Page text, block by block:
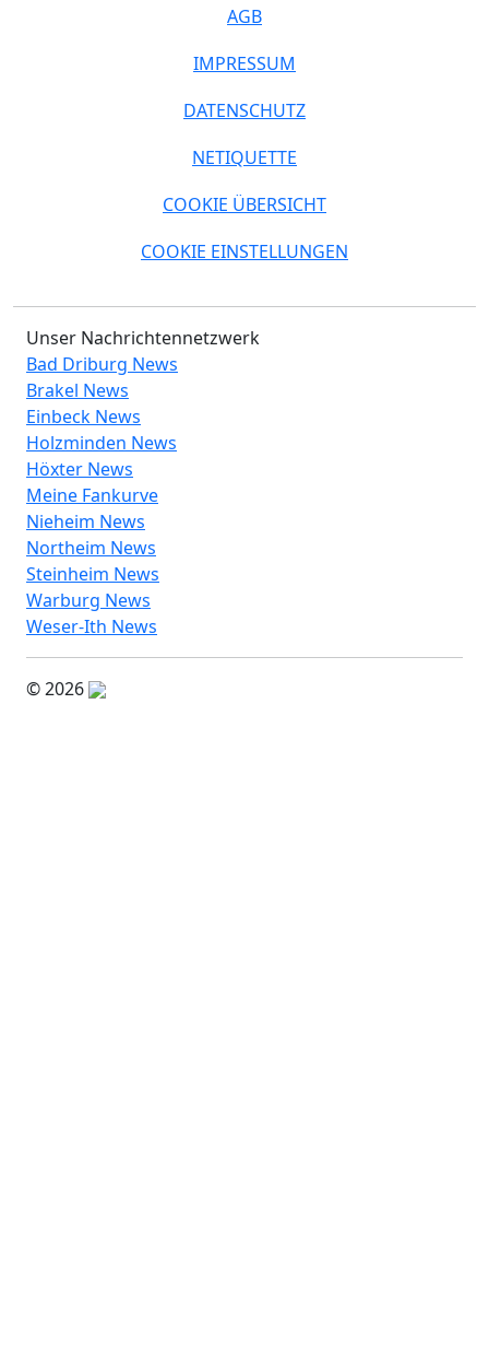
AGB
IMPRESSUM
DATENSCHUTZ
NETIQUETTE
COOKIE ÜBERSICHT
COOKIE EINSTELLUNGEN
Unser Nachrichtennetzwerk
Bad Driburg News
Brakel News
Einbeck News
Holzminden News
Höxter News
Meine Fankurve
Nieheim News
Northeim News
Steinheim News
Warburg News
Weser-Ith News
© 2026